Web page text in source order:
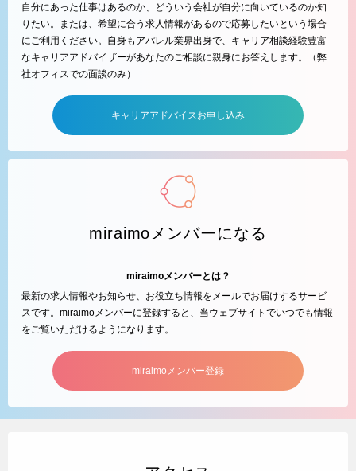
自分にあった仕事はあるのか、どういう会社が自分に向いているのか知
りたい。または、希望に合う求人情報があるので応募したいという場合
にご利用ください。自身もアパレル業界出身で、キャリア相談経験豊富
なキャリアアドバイザーがあなたのご相談に親身にお答えします。（弊
社オフィスでの面談のみ）
キャリアアドバイスお申し込み
miraimoメンバーになる
miraimoメンバーとは？
最新の求人情報やお知らせ、お役立ち情報をメールでお届けするサービ
スです。miraimoメンバーに登録すると、当ウェブサイトでいつでも情報
をご覧いただけるようになります。
miraimoメンバー登録